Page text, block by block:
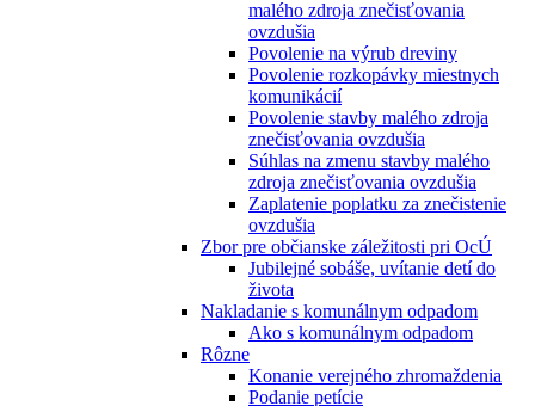
malého zdroja znečisťovania
ovzdušia
Povolenie na výrub dreviny
Povolenie rozkopávky miestnych
komunikácií
Povolenie stavby malého zdroja
znečisťovania ovzdušia
Súhlas na zmenu stavby malého
zdroja znečisťovania ovzdušia
Zaplatenie poplatku za znečistenie
ovzdušia
Zbor pre občianske záležitosti pri OcÚ
Jubilejné sobáše, uvítanie detí do
života
Nakladanie s komunálnym odpadom
Ako s komunálnym odpadom
Rôzne
Konanie verejného zhromaždenia
Podanie petície